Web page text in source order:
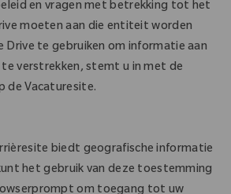
en vragen met betrekking tot het
moeten aan die entiteit worden
Drive te gebruiken om informatie aan
verstrekken, stemt u in met de
de Vacaturesite.
biedt geografische informatie
het gebruik van deze toestemming
om toegang tot uw